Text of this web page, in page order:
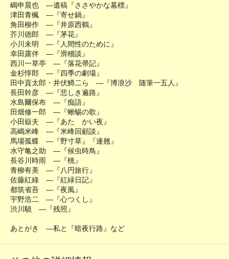
嶋申晨也 ―遺稿『ささやかな墓標』
津田青楓 ―『寄せ鍋』
角田柳作 ―『井原西鶴』
芥川徳郎 ―『茅花』
小川未明 ―『人間性のために』
幸田露伴 ―『滑稽談』
西川一草亭 ―『落花帚記』
金杉惇郎 ―『四季の劇場』
田中貢太郎・井伏鱒二ら ―『博浪沙 随筆一五人』
長田幹彦 ―『悲しき遍路』
水島爾保布 ―『痴語』
田畑修一郎 ―『蜥蜴の歌』
小田嶽夫 ―『あたゝかい夜』
高嶋米峰 ―『米峰回顧談』
馬場孤蝶 ―『野寸草』『連翹』
水守亀之助 ―『候虫時鳥』
長谷川時雨 ―『桃』
青柳有美 ―『八円旅行』
佐藤紅綠 ―『紅緑日記』
都筑省吾 ―『夜風』
宇野浩二 ―『心つくし』
渋川驍 ―『残照』
あとがき ―私と『暗夜行路』など